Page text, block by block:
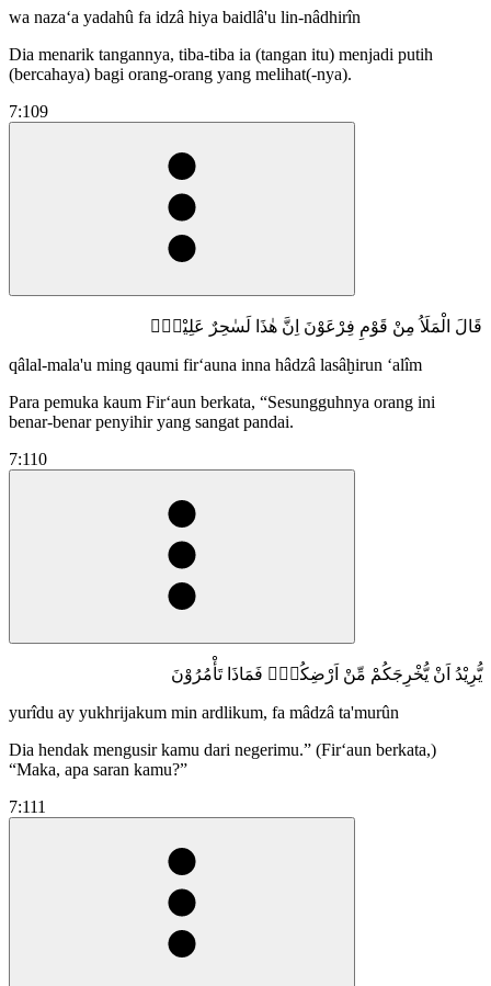
wa naza‘a yadahû fa idzâ hiya baidlâ'u lin-nâdhirîn
Dia menarik tangannya, tiba-tiba ia (tangan itu) menjadi putih
(bercahaya) bagi orang-orang yang melihat(-nya).
7:109
قَالَ الْمَلَاُ مِنْ قَوْمِ فِرْعَوْنَ اِنَّ هٰذَا لَسٰحِرٌ عَلِيْمٌۙ
qâlal-mala'u ming qaumi fir‘auna inna hâdzâ lasâḫirun ‘alîm
Para pemuka kaum Fir‘aun berkata, “Sesungguhnya orang ini
benar-benar penyihir yang sangat pandai.
7:110
يُّرِيْدُ اَنْ يُّخْرِجَكُمْ مِّنْ اَرْضِكُمْۚ فَمَاذَا تَأْمُرُوْنَ
yurîdu ay yukhrijakum min ardlikum, fa mâdzâ ta'murûn
Dia hendak mengusir kamu dari negerimu.” (Fir‘aun berkata,)
“Maka, apa saran kamu?”
7:111